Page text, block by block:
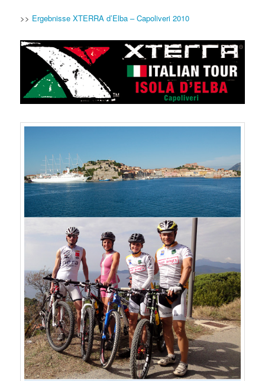
>> Ergebnisse XTERRA d’Elba – Capoliveri 2010